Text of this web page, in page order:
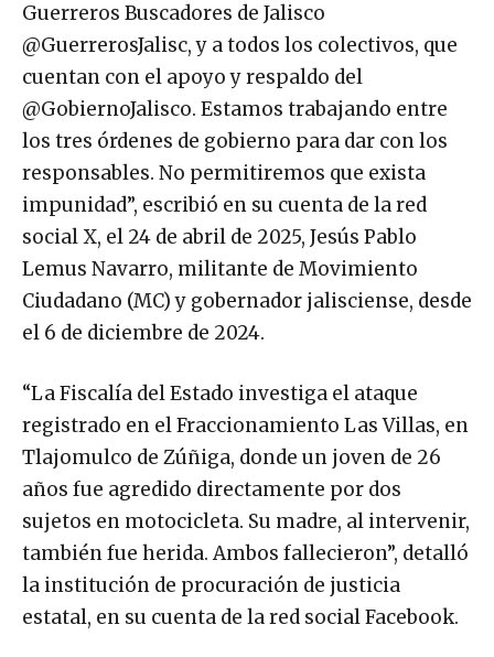
Guerreros Buscadores de Jalisco
@GuerrerosJalisc, y a todos los colectivos, que
cuentan con el apoyo y respaldo del
@GobiernoJalisco. Estamos trabajando entre
los tres órdenes de gobierno para dar con los
responsables. No permitiremos que exista
impunidad”, escribió en su cuenta de la red
social X, el 24 de abril de 2025, Jesús Pablo
Lemus Navarro, militante de Movimiento
Ciudadano (MC) y gobernador jalisciense, desde
el 6 de diciembre de 2024.
“La Fiscalía del Estado investiga el ataque
registrado en el Fraccionamiento Las Villas, en
Tlajomulco de Zúñiga, donde un joven de 26
años fue agredido directamente por dos
sujetos en motocicleta. Su madre, al intervenir,
también fue herida. Ambos fallecieron”, detalló
la institución de procuración de justicia
estatal, en su cuenta de la red social Facebook.